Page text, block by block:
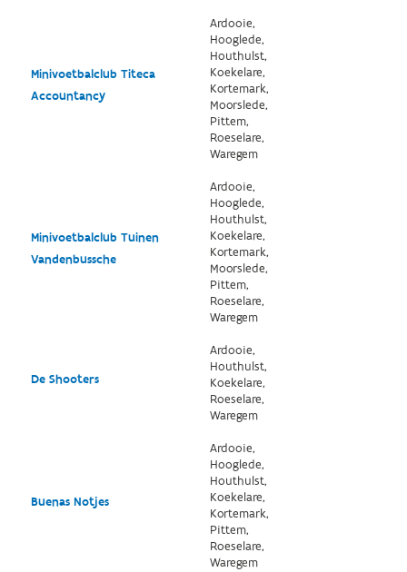
Minivoetbalclub Titeca
Accountancy
Ardooie,
Hooglede,
Houthulst,
Koekelare,
Kortemark,
Moorslede,
Pittem,
Roeselare,
Waregem
Minivoetbalclub Tuinen
Vandenbussche
Ardooie,
Hooglede,
Houthulst,
Koekelare,
Kortemark,
Moorslede,
Pittem,
Roeselare,
Waregem
De Shooters
Ardooie,
Houthulst,
Koekelare,
Roeselare,
Waregem
Buenas Notjes
Ardooie,
Hooglede,
Houthulst,
Koekelare,
Kortemark,
Pittem,
Roeselare,
Waregem